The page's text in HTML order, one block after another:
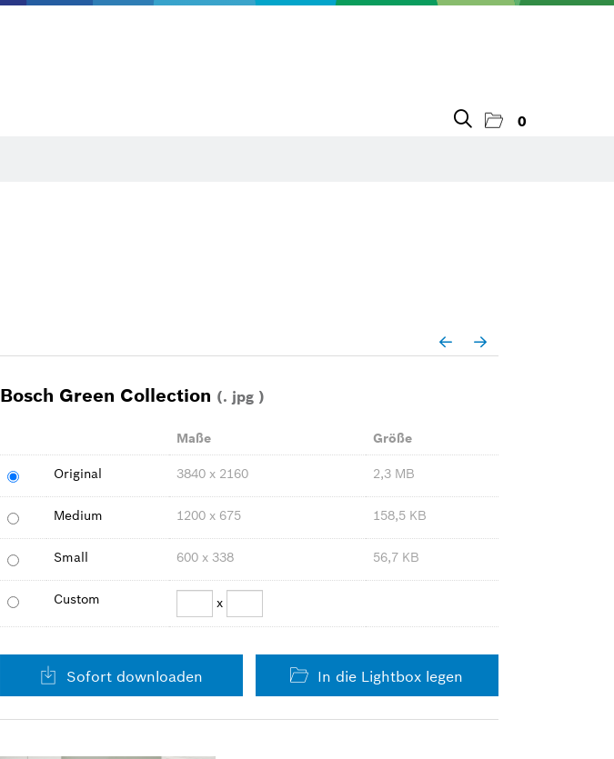
0
Bosch Green Collection (. jpg )
Maße Größe
Original 3840 x 2160 2,3 MB
Medium 1200 x 675 158,5 KB
Small 600 x 338 56,7 KB
Custom x
Sofort downloaden In die Lightbox legen